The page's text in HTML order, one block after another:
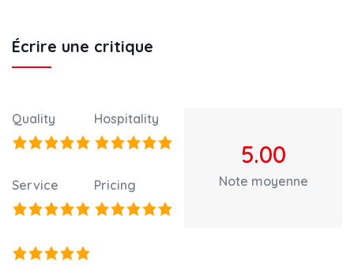
Écrire une critique
Quality Hospitality
Service Pricing
5.00
Note moyenne